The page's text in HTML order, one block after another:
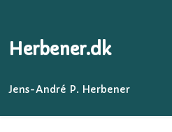
Herbener.dk
Jens-André P. Herbener